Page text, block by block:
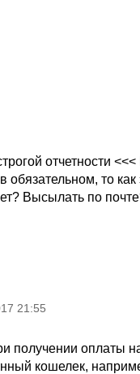
отчетности
то
Высылать по
21:55
получении оплаты
кошелек,